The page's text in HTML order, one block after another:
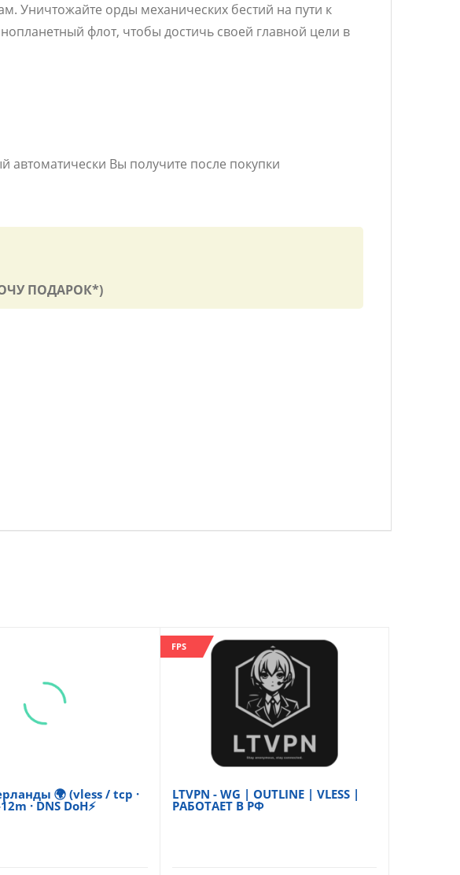
Уничтожайте орды механических бестий на пути к
флот, чтобы достичь своей главной цели в
автоматически Вы получите после покупки
ПОДАРОК*)
🌍 (vless / tcp ·
· DNS DoH⚡
FPS
LTVPN - WG | OUTLINE | VLESS |
РАБОТАЕТ В РФ